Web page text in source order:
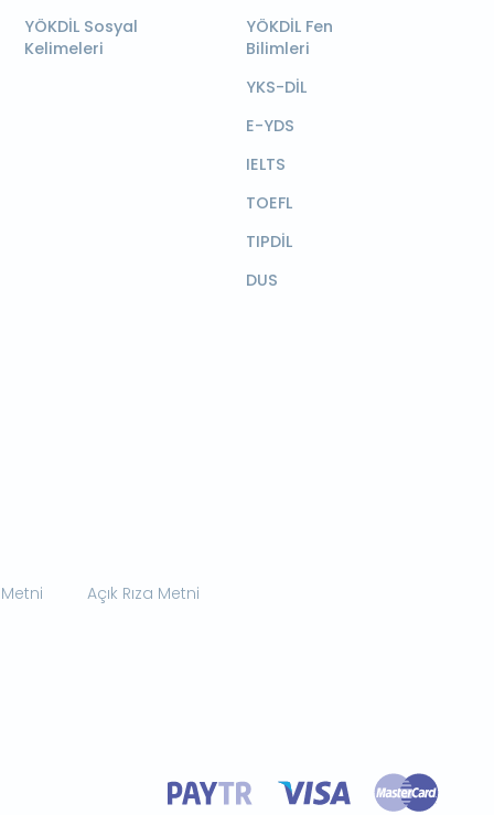
YÖKDİL Sosyal
Kelimeleri
YÖKDİL Fen
Bilimleri
YKS-DİL
E-YDS
IELTS
TOEFL
TIPDİL
DUS
Açık Rıza Metni